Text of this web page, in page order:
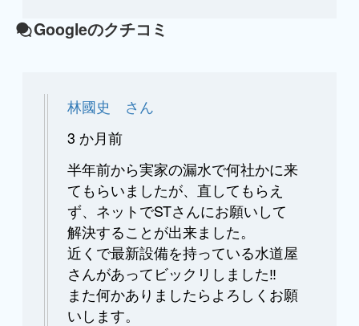
Googleのクチコミ
林國史 さん
3 か月前
半年前から実家の漏水で何社かに来
てもらいましたが、直してもらえ
ず、ネットでSTさんにお願いして
解決することが出来ました。
近くで最新設備を持っている水道屋
さんがあってビックリしました‼️
また何かありましたらよろしくお願
いします。